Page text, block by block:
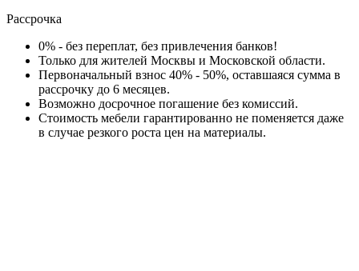
Рассрочка
0% - без переплат, без привлечения банков!
Только для жителей Москвы и Московской области.
Первоначальный взнос 40% - 50%, оставшаяся сумма в
рассрочку до 6 месяцев.
Возможно досрочное погашение без комиссий.
Стоимость мебели гарантированно не поменяется даже
в случае резкого роста цен на материалы.